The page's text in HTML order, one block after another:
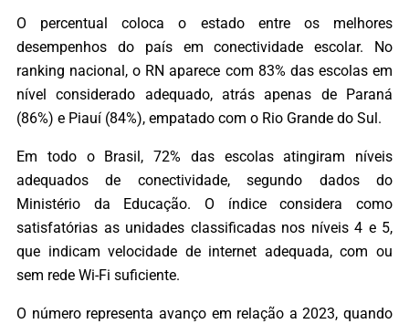
O percentual coloca o estado entre os melhores
desempenhos do país em conectividade escolar. No
ranking nacional, o RN aparece com 83% das escolas em
nível considerado adequado, atrás apenas de Paraná
(86%) e Piauí (84%), empatado com o Rio Grande do Sul.
Em todo o Brasil, 72% das escolas atingiram níveis
adequados de conectividade, segundo dados do
Ministério da Educação. O índice considera como
satisfatórias as unidades classificadas nos níveis 4 e 5,
que indicam velocidade de internet adequada, com ou
sem rede Wi-Fi suficiente.
O número representa avanço em relação a 2023, quando